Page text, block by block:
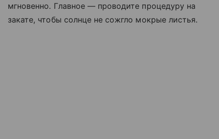
мгновенно. Главное — проводите процедуру на
закате, чтобы солнце не сожгло мокрые листья.